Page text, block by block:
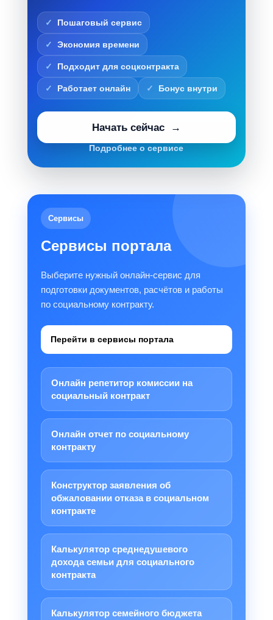
Пошаговый сервис
Экономия времени
Подходит для соцконтракта
Работает онлайн Бонус внутри
Начать сейчас
Подробнее о сервисе
Сервисы
Сервисы портала
Выберите нужный онлайн-сервис для
подготовки документов, расчётов и работы
по социальному контракту.
Перейти в сервисы портала
Онлайн репетитор комиссии на
социальный контракт
Онлайн отчет по социальному
контракту
Конструктор заявления об
обжаловании отказа в социальном
контракте
Калькулятор среднедушевого
дохода семьи для социального
контракта
Калькулятор семейного бюджета